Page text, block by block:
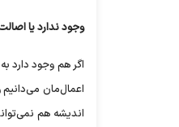
وجود ندارد یا
اگر هم وجود دارد
اعمال‌مان
اندیشه هم